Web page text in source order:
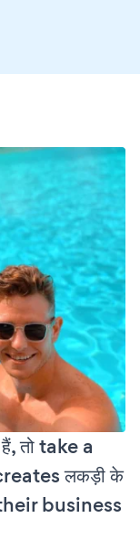
तो take a
लकड़ी के
their business